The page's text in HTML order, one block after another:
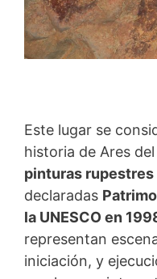
Este lugar se
historia de Ares
pinturas rupestres
declaradas
la UNESCO en
representan
iniciación, y